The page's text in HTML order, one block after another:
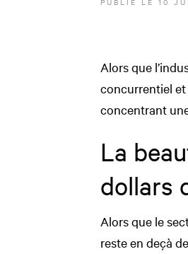
Alors que
concurrentiel et
concentrant
La
dollars
Alors que le
reste en deçà